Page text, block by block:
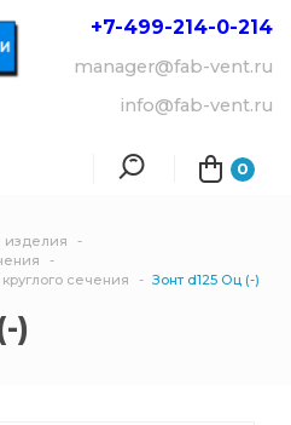
0
+7-499-214-0-214
manager@fab-vent.ru
info@fab-vent.ru
сечения
Зонт d125 Оц (-)
)